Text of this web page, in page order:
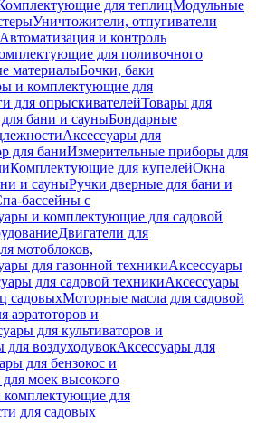
для теплицМодульные
Уничтожители, отпугиватели
Автоматизация и контроль
для поливочного
материалыБочки, баки
и комплектующие для
для опрыскивателейТовары для
бани и сауныБондарные
Аксессуары для
для баниИзмерительные приборы для
Комплектующие для купелейОкна
и сауныРучки дверные для бани и
бассейны с
и комплектующие для садовой
Двигатели для
мотоблоков,
для газонной техникиАксессуары
для садовой техникиАксессуары
садовыхМоторные масла для садовой
аэратоторов и
для культиваторов и
для воздуходувокАксессуары для
для бензокос и
моек высокого
комплектующие для
для садовых